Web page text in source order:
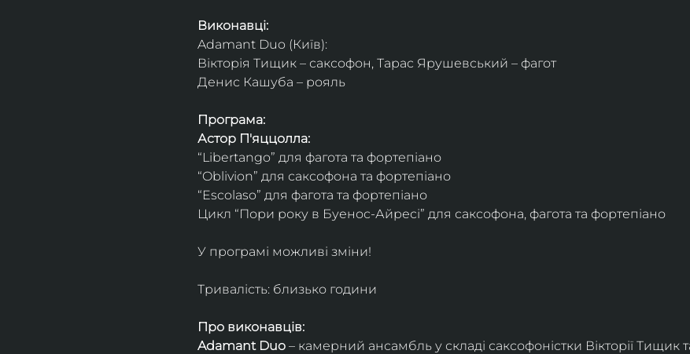
Виконавці:
Adamant Duo (Київ):
Вікторія Тищик – саксофон, Тарас Ярушевський – фагот
Денис Кашуба – рояль
Програма:
Астор П'яццолла:
“Libertango” для фагота та фортепіано
“Oblivion” для саксофона та фортепіано
“Escolaso” для фагота та фортепіано
Цикл “Пори року в Буенос-Айресі” для саксофона, фагота та фортепіано
У програмі можливі зміни!
Тривалість: близько години
Про виконавців:
Adamant Duo – камерний ансамбль у складі саксофоністки Вікторії Тищик